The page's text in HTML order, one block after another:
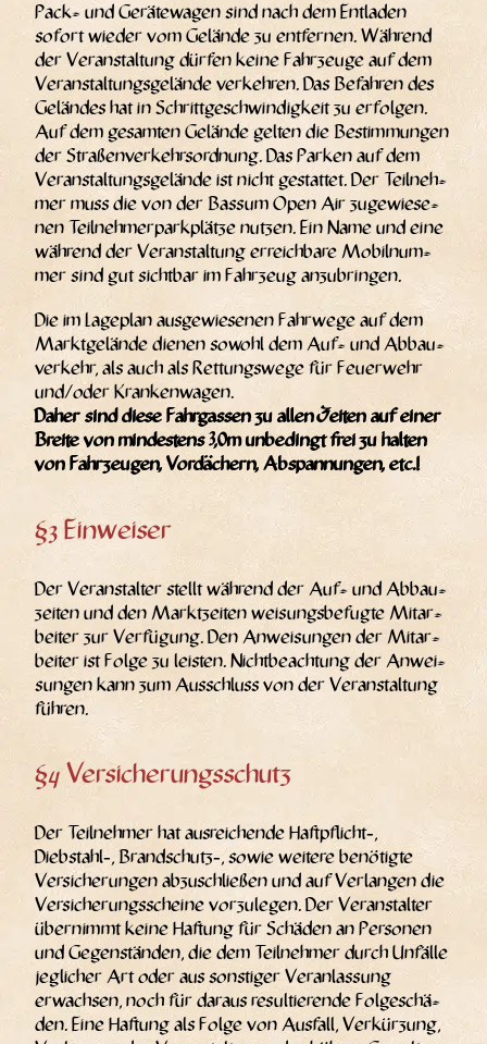
Pack- und Gerä­te­wa­gen sind nach dem Ent­la­den
sofort wie­der vom Gelän­de zu ent­fer­nen. Wäh­rend
der Ver­an­stal­tung dür­fen kei­ne Fahr­zeu­ge auf dem
Ver­an­stal­tungs­ge­län­de ver­keh­ren. Das Befah­ren des
Gelän­des hat in Schritt­ge­schwin­dig­keit zu erfol­gen.
Auf dem gesam­ten Gelän­de gel­ten die Bestim­mun­gen
der Stra­ßen­ver­kehrs­ord­nung. Das Par­ken auf dem
Ver­an­stal­tungs­ge­län­de ist nicht gestat­tet. Der Teil­neh­
mer muss die von der Bas­sum Open Air zuge­wie­se­
nen Teil­neh­mer­park­plät­ze nut­zen. Ein Name und eine
wäh­rend der Ver­an­stal­tung erreich­ba­re Mobil­num­
mer sind gut sicht­bar im Fahr­zeug anzubringen.
Die im Lage­plan aus­ge­wie­se­nen Fahr­we­ge auf dem
Markt­ge­län­de die­nen sowohl dem Auf- und Abbau­
ver­kehr, als auch als Ret­tungs­we­ge für Feu­er­wehr
und/​oder Kran­ken­wa­gen.
Daher sind die­se Fahr­gas­sen zu allen Zei­ten auf einer
Brei­te von min­des­tens 3,0m unbe­dingt frei zu hal­ten
von Fahr­zeu­gen, Vor­dä­chern, Abspan­nun­gen, etc.!
§3 Einweiser
Der Ver­an­stal­ter stellt wäh­rend der Auf- und Abbau­
zei­ten und den Markt­zei­ten wei­sungs­be­fug­te Mit­ar­
bei­ter zur Ver­fü­gung. Den Anwei­sun­gen der Mit­ar­
bei­ter ist Fol­ge zu leis­ten. Nicht­be­ach­tung der Anwei­
sun­gen kann zum Aus­schluss von der Ver­an­stal­tung
führen.
§4 Versicherungsschutz
Der Teil­neh­mer hat aus­rei­chen­de Haftpflicht‑,
Diebstahl‑, Brandschutz‑, sowie wei­te­re benö­tig­te
Ver­si­che­run­gen abzu­schlie­ßen und auf Ver­lan­gen die
Ver­si­che­rungs­schei­ne vor­zu­le­gen. Der Ver­an­stal­ter
über­nimmt kei­ne Haf­tung für Schä­den an Per­so­nen
und Gegen­stän­den, die dem Teil­neh­mer durch Unfäl­le
jeg­li­cher Art oder aus sons­ti­ger Ver­an­las­sung
erwach­sen, noch für dar­aus resul­tie­ren­de Fol­ge­schä­
den. Eine Haf­tung als Fol­ge von Aus­fall, Ver­kür­zung,